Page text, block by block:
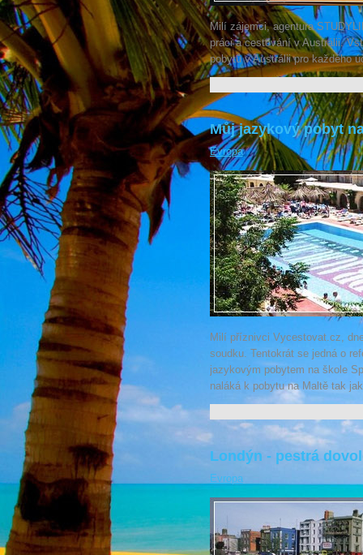
Milí zájemci, agentura
práci a cestování v Austrálii.
pobytů v Austrálii pro každého
Můj jazykový pobyt
Evropa
Milí příznivci Vycestovat.cz,
soudku. Tentokrát se jedná o
jazykovým pobytem na škole
naláká k pobytu na Maltě tak
Londýn - pestrá
Evropa